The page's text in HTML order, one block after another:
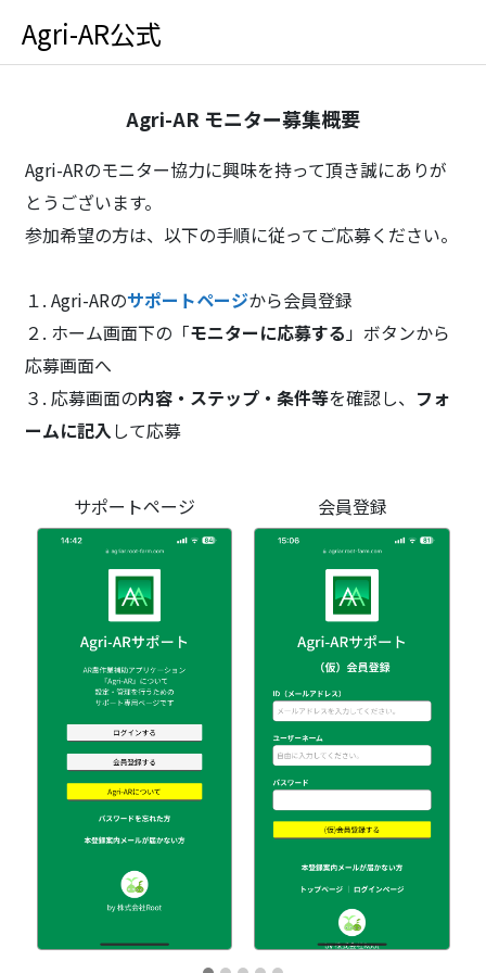
Agri-AR公式
Agri-AR モニター募集概要
Agri-ARのモニター協力に興味を持って頂き誠にありが
とうございます。
参加希望の方は、以下の手順に従ってご応募ください。
１. Agri-ARのサポートページから会員登録
２. ホーム画面下の「モニターに応募する」ボタンから
応募画面へ
３. 応募画面の内容・ステップ・条件等を確認し、 フォ
ームに記入して応募
サポートページ 会員登録